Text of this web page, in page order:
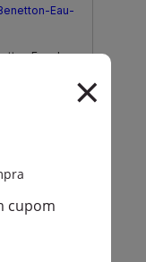
Eau de